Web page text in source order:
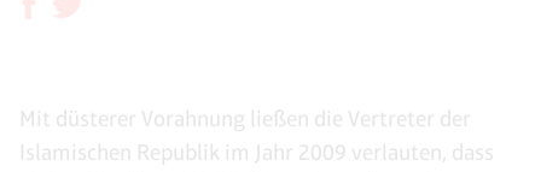
Mit düsterer Vorahnung ließen die Vertreter der
Islamischen Republik im Jahr 2009 verlauten, dass